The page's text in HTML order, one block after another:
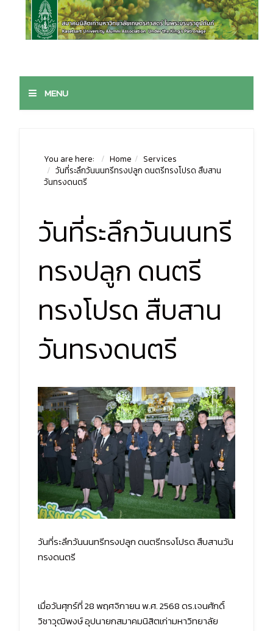
MENU
You are here: Home
Services
วันที่ระลึกวันนนทรีทรงปลูก ดนตรีทรงโปรด สืบสาน
วันทรงดนตรี
วันที่ระลึกวันนนทรี
ทรงปลูก ดนตรี
ทรงโปรด สืบสาน
วันทรงดนตรี
วันที่ระลึกวันนนทรีทรงปลูก ดนตรีทรงโปรด สืบสานวัน
ทรงดนตรี
เมื่อวันศุกร์ที่ 28 พฤศจิกายน พ.ศ. 2568 ดร.เจนศักดิ์
วิชาวุฒิพงษ์ อุปนายกสมาคมนิสิตเก่ามหาวิทยาลัย